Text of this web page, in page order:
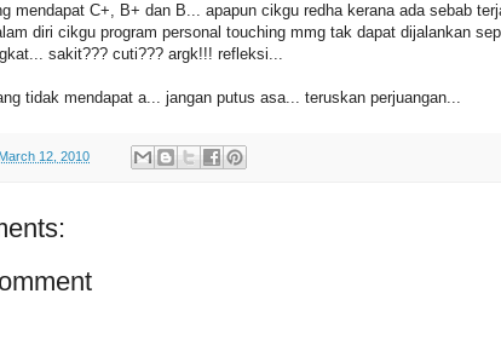
mendapat C+, B+ dan B... apapun cikgu redha kerana ada sebab
diri cikgu program personal touching mmg tak dapat dijalankan
sakit??? cuti??? argk!!! refleksi...
tidak mendapat a... jangan putus asa... teruskan perjuangan...
March 12, 2010